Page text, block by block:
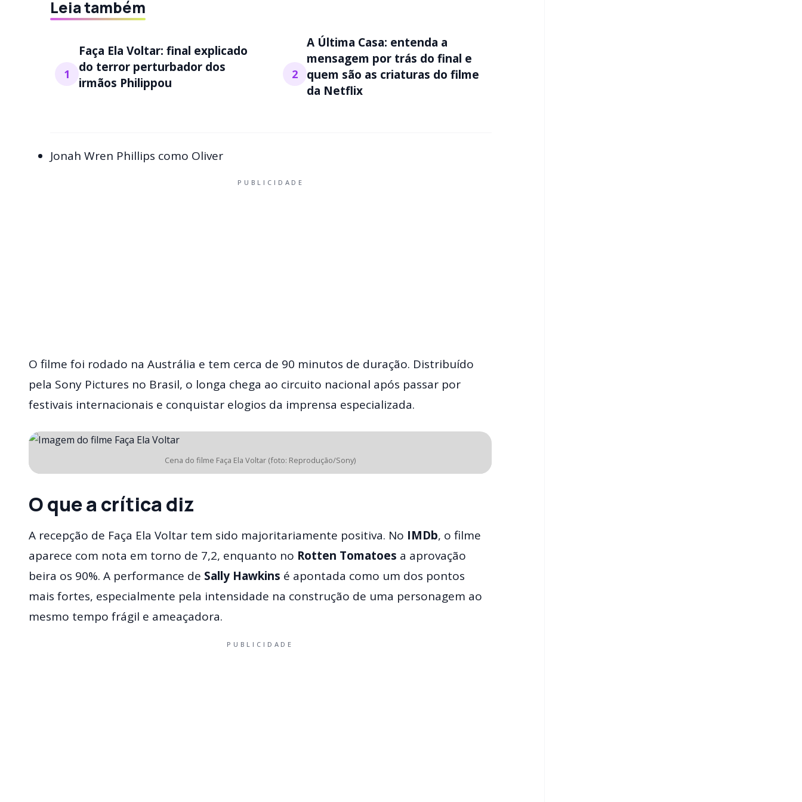
Leia também
1
Faça Ela Voltar: final explicado
do terror perturbador dos
irmãos Philippou
2
A Última Casa: entenda a
mensagem por trás do final e
quem são as criaturas do filme
da Netflix
Jonah Wren Phillips como Oliver
PUBLICIDADE
O filme foi rodado na Austrália e tem cerca de 90 minutos de duração. Distribuído
pela Sony Pictures no Brasil, o longa chega ao circuito nacional após passar por
festivais internacionais e conquistar elogios da imprensa especializada.
Cena do filme Faça Ela Voltar (foto: Reprodução/Sony)
O que a crítica diz
A recepção de Faça Ela Voltar tem sido majoritariamente positiva. No IMDb, o filme
aparece com nota em torno de 7,2, enquanto no Rotten Tomatoes a aprovação
beira os 90%. A performance de Sally Hawkins é apontada como um dos pontos
mais fortes, especialmente pela intensidade na construção de uma personagem ao
mesmo tempo frágil e ameaçadora.
PUBLICIDADE